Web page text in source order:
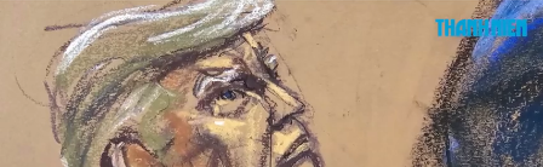
Chuyên mục
Thông tin tài khoản
Đổi mật khẩu